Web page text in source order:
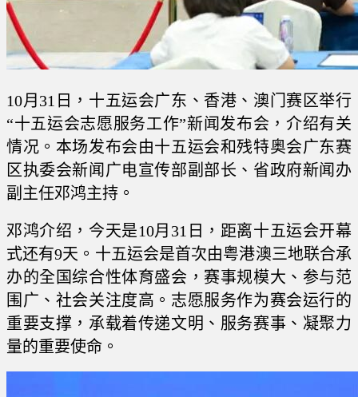
10月31日，十五运会广东、香港、澳门赛区举行
“十五运会志愿服务工作”新闻发布会，介绍有关
情况。本场发布会由十五运会和残特奥会广东赛
区执委会新闻广电宣传部副部长、省政府新闻办
副主任邓鸿主持。
邓鸿介绍，今天是10月31日，距离十五运会开幕
式还有9天。十五运会是首次由粤港澳三地联合承
办的全国综合性体育盛会，赛事规模大、参与范
围广、社会关注度高。志愿服务作为赛会运行的
重要支撑，承载着传递文明、服务赛事、凝聚力
量的重要使命。